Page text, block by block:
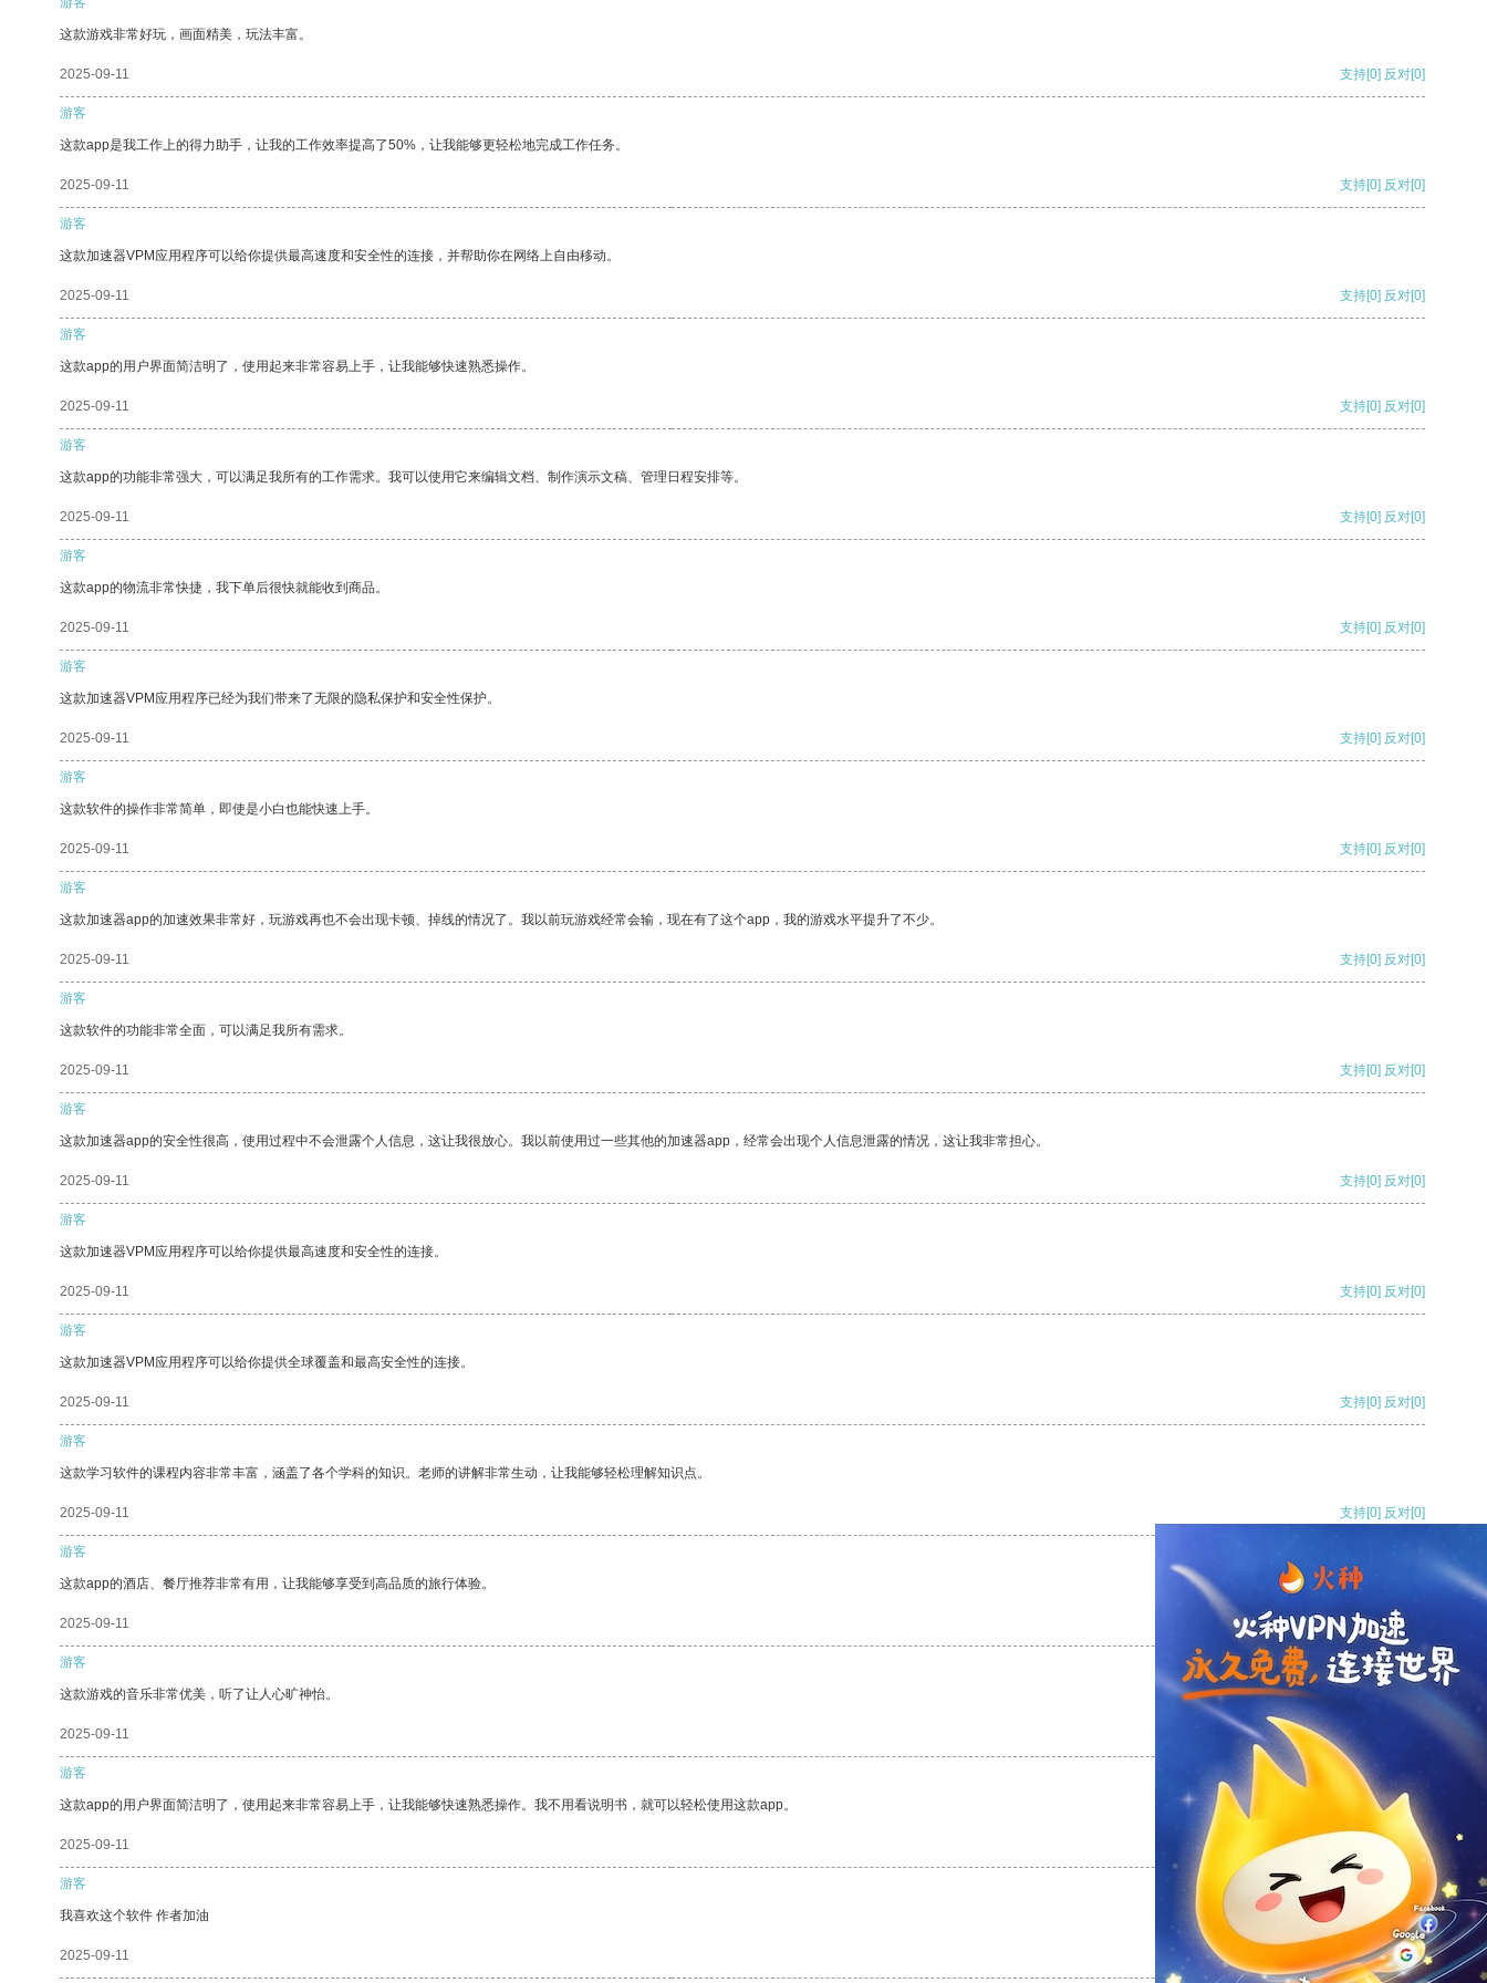
这款游戏非常好玩，画面精美，玩法丰富。
2025-09-11 支持[0] 反对[0]
游客
这款app是我工作上的得力助手，让我的工作效率提高了50%，让我能够更轻松地完成工作任务。
2025-09-11 支持[0] 反对[0]
游客
这款加速器VPM应用程序可以给你提供最高速度和安全性的连接，并帮助你在网络上自由移动。
2025-09-11 支持[0] 反对[0]
游客
这款app的用户界面简洁明了，使用起来非常容易上手，让我能够快速熟悉操作。
2025-09-11 支持[0] 反对[0]
游客
这款app的功能非常强大，可以满足我所有的工作需求。我可以使用它来编辑文档、制作演示文稿、管理日程安排等。
2025-09-11 支持[0] 反对[0]
游客
这款app的物流非常快捷，我下单后很快就能收到商品。
2025-09-11 支持[0] 反对[0]
游客
这款加速器VPM应用程序已经为我们带来了无限的隐私保护和安全性保护。
2025-09-11 支持[0] 反对[0]
游客
这款软件的操作非常简单，即使是小白也能快速上手。
2025-09-11 支持[0] 反对[0]
游客
这款加速器app的加速效果非常好，玩游戏再也不会出现卡顿、掉线的情况了。我以前玩游戏经常会输，现在有了这个app，我的游戏水平提升了不少。
2025-09-11 支持[0] 反对[0]
游客
这款软件的功能非常全面，可以满足我所有需求。
2025-09-11 支持[0] 反对[0]
游客
这款加速器app的安全性很高，使用过程中不会泄露个人信息，这让我很放心。我以前使用过一些其他的加速器app，经常会出现个人信息泄露的情况，这让我非常担心。
2025-09-11 支持[0] 反对[0]
游客
这款加速器VPM应用程序可以给你提供最高速度和安全性的连接。
2025-09-11 支持[0] 反对[0]
游客
这款加速器VPM应用程序可以给你提供全球覆盖和最高安全性的连接。
2025-09-11 支持[0] 反对[0]
游客
这款学习软件的课程内容非常丰富，涵盖了各个学科的知识。老师的讲解非常生动，让我能够轻松理解知识点。
2025-09-11 支持[0] 反对[0]
游客
这款app的酒店、餐厅推荐非常有用，让我能够享受到高品质的旅行体验。
2025-09-11 支持[0] 反对
游客
这款游戏的音乐非常优美，听了让人心旷神怡。
2025-09-11 支持
游客
这款app的用户界面简洁明了，使用起来非常容易上手，让我能够快速熟悉操作。我不用看说明书，就可以轻松使用这款app。
2025-09-11 反对 [0]
游客
我喜欢这个软件 作者加油
2025-09-11 支持[0] 反对[0]